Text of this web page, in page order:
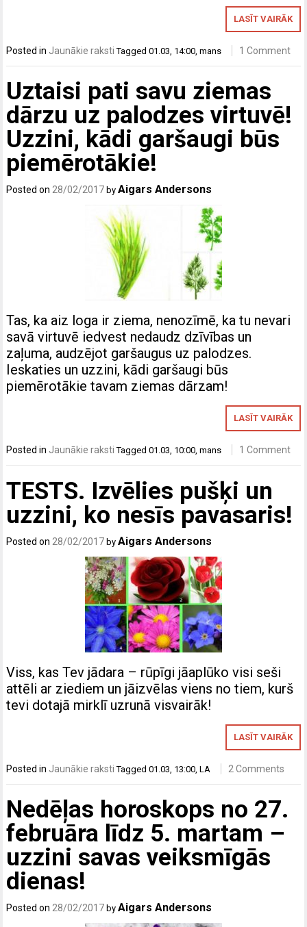
LASĪT VAIRĀK
Posted in Jaunākie raksti Tagged01.03 14:00 ,mans 1 Comment
Uztaisi pati savu ziemas
dārzu uz palodzes virtuvē!
Uzzini, kādi garšaugi būs
piemērotākie!
Posted on 28/02/2017 byAigars Andersons
Tas, ka aiz loga ir ziema, nenozīmē, ka tu nevari
savā virtuvē iedvest nedaudz dzīvības un
zaļuma, audzējot garšaugus uz palodzes.
Ieskaties un uzzini, kādi garšaugi būs
piemērotākie tavam ziemas dārzam!
LASĪT VAIRĀK
Posted in Jaunākie raksti Tagged01.03, 10:00,mans 1 Comment
TESTS. Izvēlies pušķi un
uzzini, ko nesīs pavasaris!
Posted on 28/02/2017 byAigars Andersons
Viss, kas Tev jādara – rūpīgi jāaplūko visi seši
attēli ar ziediem un jāizvēlas viens no tiem, kurš
tevi dotajā mirklī uzrunā visvairāk!
LASĪT VAIRĀK
Posted in Jaunākie raksti Tagged01.03 13:00 ,LA 2 Comments
Nedēļas horoskops no 27.
februāra līdz 5. martam –
uzzini savas veiksmīgās
dienas!
Posted on 28/02/2017 byAigars Andersons